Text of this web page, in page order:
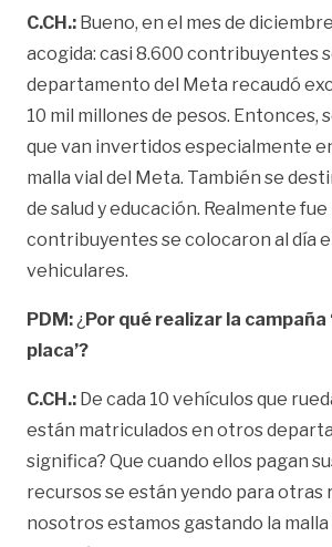
C.CH.: Bueno, en el mes de
acogida: casi 8.600 contribuyentes
departamento del Meta recaudó
10 mil millones de pesos. Entonces,
que van invertidos especialmente
malla vial del Meta. También se
de salud y educación. Realmente
contribuyentes se colocaron al día
vehiculares.
PDM: ¿ Por qué realizar la campaña
placa’?
C.CH.: De cada 10 vehículos que
están matriculados en otros
significa? Que cuando ellos pagan
recursos se están yendo para otras
nosotros estamos gastando la